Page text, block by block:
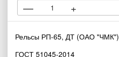
— +
Рельсы РП-65, ДТ (ОАО "ЧМК")
ГОСТ 51045-2014